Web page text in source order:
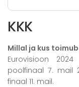
KKK
Millal ja kus
Eurovisioon
poolfinaal 7. mail
finaal 11. mail.